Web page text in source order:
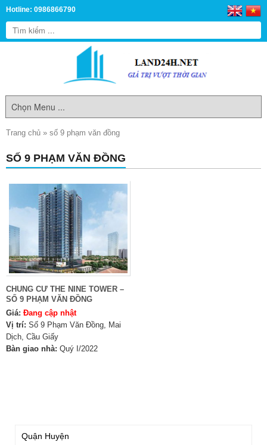
Hotline: 0986866790
Trang chủ » số 9 phạm văn đồng
SỐ 9 PHẠM VĂN ĐỒNG
CHUNG CƯ THE NINE TOWER –
SỐ 9 PHẠM VĂN ĐỒNG
Giá: Đang cập nhật
Vị trí: Số 9 Phạm Văn Đồng, Mai
Dịch, Cầu Giấy
Bàn giao nhà: Quý I/2022